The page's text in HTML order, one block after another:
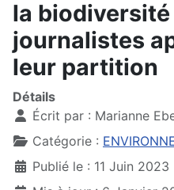
la biodiversité
journalistes
leur partition
Détails
Écrit par : Marianne
Catégorie :
Publié le : 11 Juin 2023